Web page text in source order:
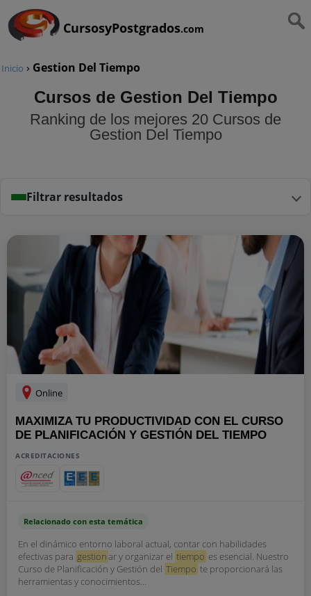
CursosyPostgrados.com
Inicio › Gestion Del Tiempo
Cursos de Gestion Del Tiempo
Ranking de los mejores 20 Cursos de
Gestion Del Tiempo
Filtrar resultados
Online
MAXIMIZA TU PRODUCTIVIDAD CON EL CURSO
DE PLANIFICACIÓN Y GESTIÓN DEL TIEMPO
ACREDITACIONES
Relacionado con esta temática
En el dinámico entorno laboral actual, contar con habilidades
efectivas para gestionar y organizar el tiempo es esencial. Nuestro
Curso de Planificación y Gestión del Tiempo te proporcionará las
herramientas y conocimientos...